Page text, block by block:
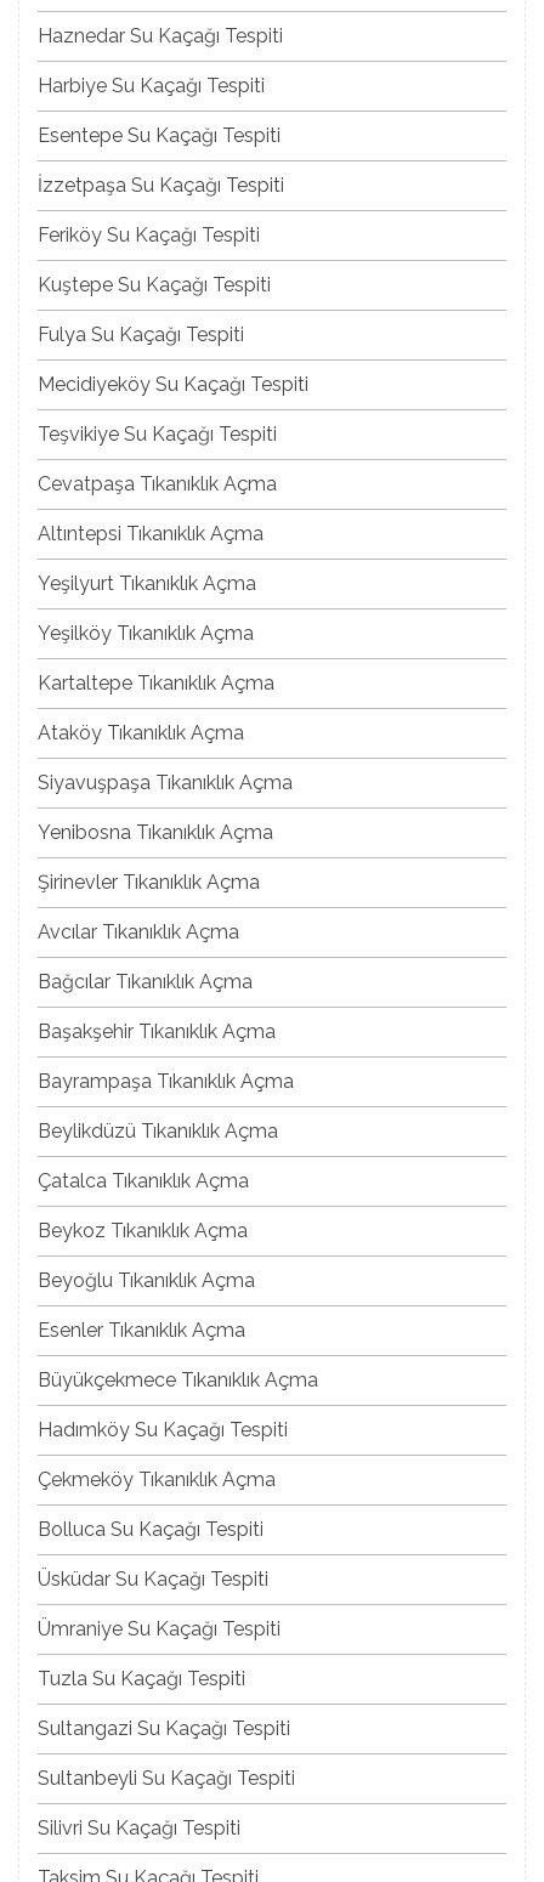
Haznedar Su Kaçağı Tespiti
Harbiye Su Kaçağı Tespiti
Esentepe Su Kaçağı Tespiti
İzzetpaşa Su Kaçağı Tespiti
Feriköy Su Kaçağı Tespiti
Kuştepe Su Kaçağı Tespiti
Fulya Su Kaçağı Tespiti
Mecidiyeköy Su Kaçağı Tespiti
Teşvikiye Su Kaçağı Tespiti
Cevatpaşa Tıkanıklık Açma
Altıntepsi Tıkanıklık Açma
Yeşilyurt Tıkanıklık Açma
Yeşilköy Tıkanıklık Açma
Kartaltepe Tıkanıklık Açma
Ataköy Tıkanıklık Açma
Siyavuşpaşa Tıkanıklık Açma
Yenibosna Tıkanıklık Açma
Şirinevler Tıkanıklık Açma
Avcılar Tıkanıklık Açma
Bağcılar Tıkanıklık Açma
Başakşehir Tıkanıklık Açma
Bayrampaşa Tıkanıklık Açma
Beylikdüzü Tıkanıklık Açma
Çatalca Tıkanıklık Açma
Beykoz Tıkanıklık Açma
Beyoğlu Tıkanıklık Açma
Esenler Tıkanıklık Açma
Büyükçekmece Tıkanıklık Açma
Hadımköy Su Kaçağı Tespiti
Çekmeköy Tıkanıklık Açma
Bolluca Su Kaçağı Tespiti
Üsküdar Su Kaçağı Tespiti
Ümraniye Su Kaçağı Tespiti
Tuzla Su Kaçağı Tespiti
Sultangazi Su Kaçağı Tespiti
Sultanbeyli Su Kaçağı Tespiti
Silivri Su Kaçağı Tespiti